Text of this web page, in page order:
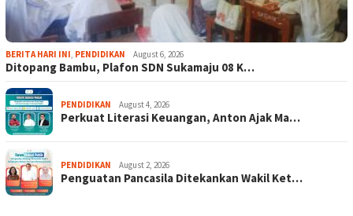
BERITA HARI INI, PENDIDIKAN August 6, 2026
Ditopang Bambu, Plafon SDN Sukamaju 08 K…
PENDIDIKAN August 4, 2026
Perkuat Literasi Keuangan, Anton Ajak Ma…
PENDIDIKAN August 2, 2026
Penguatan Pancasila Ditekankan Wakil Ket…